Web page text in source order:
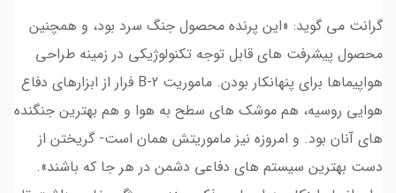
گرانت می گوید: «این پرنده محصول جنگ سرد بود، و همچنین
محصول پیشرفت های قابل توجه تکنولوژیکی در زمینه طراحی
هواپیماها برای پنهانکار بودن. ماموریت B-2 فرار از ابزارهای دفاع
هوایی روسیه، هم موشک های سطح به هوا و هم بهترین جنگنده
های آنان بود. و امروزه نیز ماموریتش همان است- گریختن از
دست بهترین سیستم های دفاعی دشمن در هر جا که باشند».